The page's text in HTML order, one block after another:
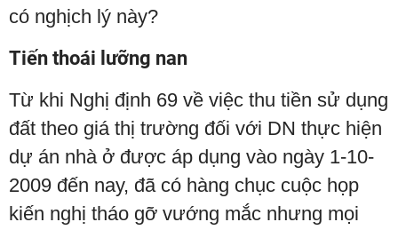
có nghịch lý này?
Tiến thoái lưỡng nan
Từ khi Nghị định 69 về việc thu tiền sử dụng
đất theo giá thị trường đối với DN thực hiện
dự án nhà ở được áp dụng vào ngày 1-10-
2009 đến nay, đã có hàng chục cuộc họp
kiến nghị tháo gỡ vướng mắc nhưng mọi